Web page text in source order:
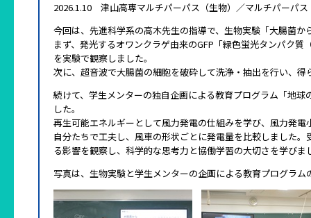
2026.1.10 津山高専マルチパーパス（生物）／マルチパーパス
今回は、先進科学系の高木先生の指導で、生物実験「大腸菌
まず、発光するオワンクラゲ由来のGFP「緑色蛍光タンパク
を実験で観察しました。
次に、超音波で大腸菌の細胞を破砕して洗浄・抽出を行い、
続けて、学生メンターの独自企画による教育プログラム「地
した。
再生可能エネルギーとして風力発電の仕組みを学び、風力発
自分たちで工夫し、風車の形状ごとに発電量を比較しました
る影響を観察し、科学的な思考力と協働学習の大切さを学びま
写真は、生物実験と学生メンターの企画による教育プログラム